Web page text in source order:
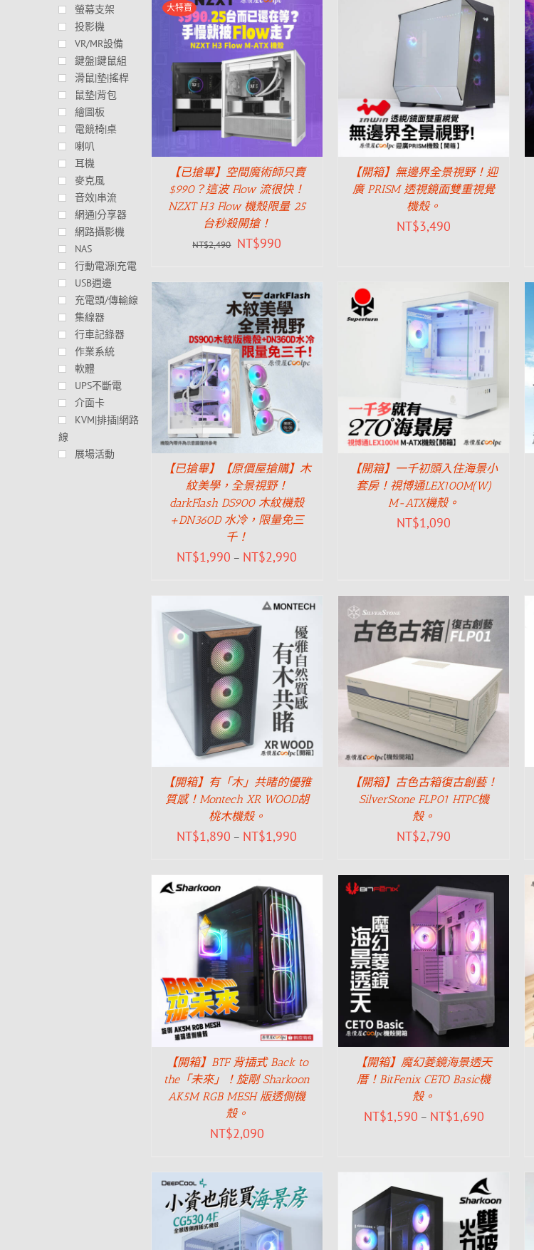
大特賣
【已搶畢】空間魔術師只賣
$990？這波 Flow 流很快！
NZXT H3 Flow 機殼限量 25
台秒殺開搶！
NT$2,490 NT$990
【開箱】無邊界全景視野！迎
廣 PRISM 透視鏡面雙重視覺
機殼。
NT$3,490
【已搶畢】【原價屋搶購】木
紋美學，全景視野！
darkFlash DS900 木紋機殼
+DN360D 水冷，限量免三
千！
NT$1,990 – NT$2,990
【開箱】一千初頭入住海景小
套房！視博通LEX100M(W)
M-ATX機殼。
NT$1,090
【開箱】有「木」共睹的優雅
質感！Montech XR WOOD胡
桃木機殼。
NT$1,890 – NT$1,990
【開箱】古色古箱復古創藝！
SilverStone FLP01 HTPC機
殼。
NT$2,790
【開箱】BTF 背插式 Back to
the「未來」！旋剛 Sharkoon
AK5M RGB MESH 版透側機
殼。
NT$2,090
【開箱】魔幻菱鏡海景透天
厝！BitFenix CETO Basic機
殼。
NT$1,590 – NT$1,690
螢幕支架
投影機
VR/MR設備
鍵盤|鍵鼠組
滑鼠|墊|搖桿
鼠墊|背包
繪圖板
電競椅|桌
喇叭
耳機
麥克風
音效|串流
網通|分享器
網路攝影機
NAS
行動電源|充電
USB週邊
充電頭/傳輸線
集線器
行車記錄器
作業系統
軟體
UPS不斷電
介面卡
KVM|排插|網路
線
展場活動